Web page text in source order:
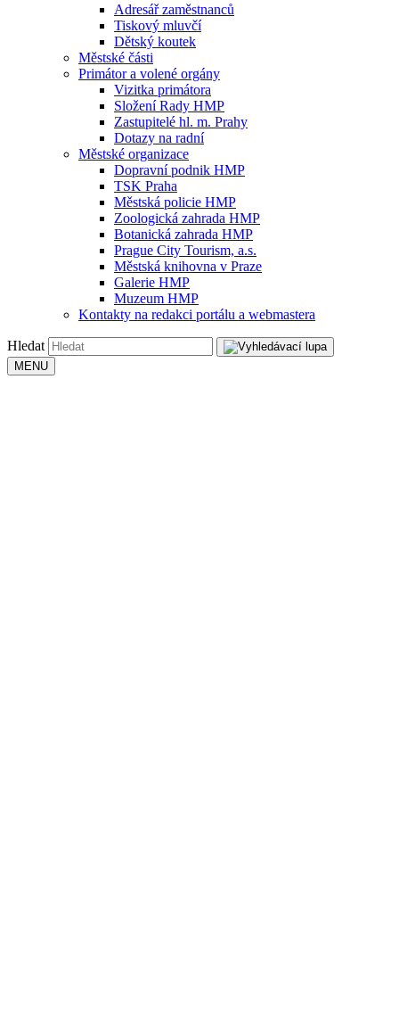
Adresář zaměstnanců
Tiskový mluvčí
Dětský koutek
Městské části
Primátor a volené orgány
Vizitka primátora
Složení Rady HMP
Zastupitelé hl. m. Prahy
Dotazy na radní
Městské organizace
Dopravní podnik HMP
TSK Praha
Městská policie HMP
Zoologická zahrada HMP
Botanická zahrada HMP
Prague City Tourism, a.s.
Městská knihovna v Praze
Galerie HMP
Muzeum HMP
Kontakty na redakci portálu a webmastera
Hledat
MENU